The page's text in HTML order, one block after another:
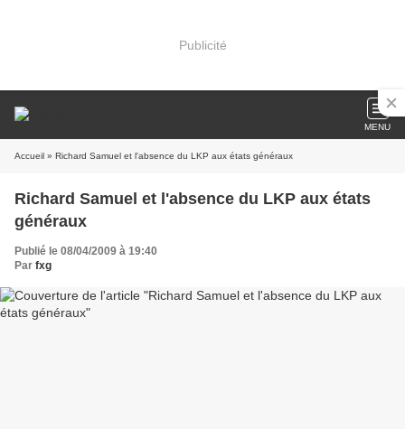
Publicité
MENU
Accueil » Richard Samuel et l'absence du LKP aux états généraux
Richard Samuel et l'absence du LKP aux états
généraux
Publié le 08/04/2009 à 19:40
Par fxg